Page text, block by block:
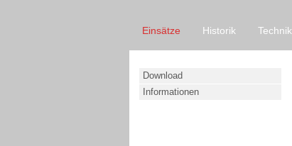
Einsätze Historik Technik
Download
Informationen